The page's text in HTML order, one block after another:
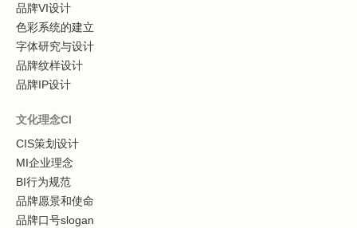
品牌VI设计
色彩系统的建立
字体研究与设计
品牌纹样设计
品牌IP设计
文化理念CI
CIS策划设计
MI企业理念
BI行为规范
品牌愿景和使命
品牌口号slogan